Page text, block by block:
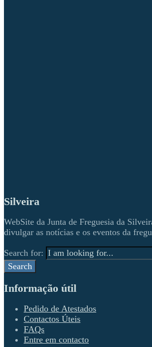
Silveira
WebSite da Junta de Freguesia da
divulgar as notícias e os eventos da
Search for:
Search
Informação útil
Pedido de Atestados
Contactos Úteis
FAQs
Entre em contacto